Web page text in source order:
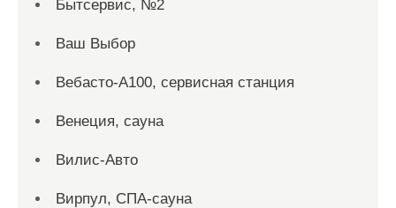
Бытсервис, №2
Ваш Выбор
Вебасто-А100, сервисная станция
Венеция, сауна
Вилис-Авто
Вирпул, СПА-сауна